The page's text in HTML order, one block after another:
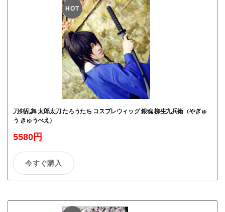
HOT
刀剣乱舞 太郎太刀 たろうたち コスプレウィッグ 銀魂 柳生九兵衛（やぎゅ
う きゅうべえ）
5580円
今すぐ購入